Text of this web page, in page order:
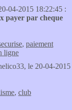
04-2015 18:22:45 :
payer par cheque
, paiement
ligne
le 20-04-2015
, club